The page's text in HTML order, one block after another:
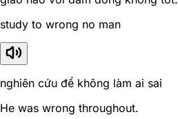
study to wrong no man
nghiên cứu để không làm ai sai
He was wrong throughout.